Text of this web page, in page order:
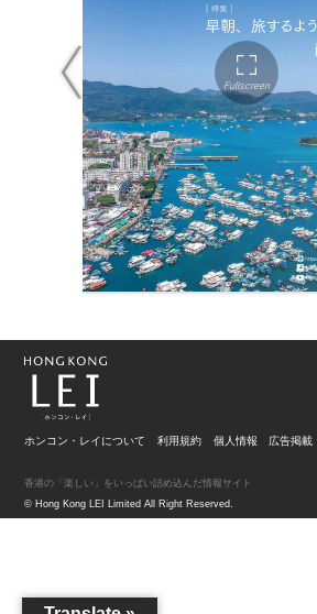
ホンコン・レイについて 利用規約 個人情報 広告掲載
© Hong Kong LEI Limited All Right Reserved.
香港の「楽しい」をいっぱい詰め込んだ情報サイト